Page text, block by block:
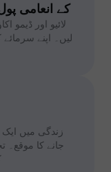
$1,000,000 کے
لائیو اور ڈیمو
لیں۔ اپنے
زندگی میں ایک
جانے کا موقع۔